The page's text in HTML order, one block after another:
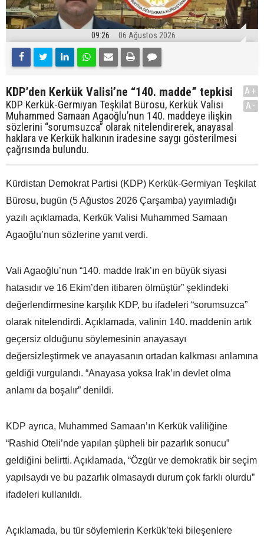
09:26 06 Ağustos 2026
KDP’den Kerkük Valisi’ne “140. madde” tepkisi
KDP Kerkük-Germiyan Teşkilat Bürosu, Kerkük Valisi
Muhammed Samaan Agaoğlu’nun 140. maddeye ilişkin
sözlerini “sorumsuzca” olarak nitelendirerek, anayasal
haklara ve Kerkük halkının iradesine saygı gösterilmesi
çağrısında bulundu.
A+
A-
Kürdistan Demokrat Partisi (KDP) Kerkük-Germiyan Teşkilat
Bürosu, bugün (5 Ağustos 2026 Çarşamba) yayımladığı
yazılı açıklamada, Kerkük Valisi Muhammed Samaan
Agaoğlu’nun sözlerine yanıt verdi.
Vali Agaoğlu’nun “140. madde Irak’ın en büyük siyasi
hatasıdır ve 16 Ekim’den itibaren ölmüştür” şeklindeki
değerlendirmesine karşılık KDP, bu ifadeleri “sorumsuzca”
olarak nitelendirdi. Açıklamada, valinin 140. maddenin artık
geçersiz olduğunu söylemesinin anayasayı
değersizleştirmek ve anayasanın ortadan kalkması anlamına
geldiği vurgulandı. “Anayasa yoksa Irak’ın devlet olma
anlamı da boşalır” denildi.
KDP ayrıca, Muhammed Samaan’ın Kerkük valiliğine
“Rashid Oteli’nde yapılan şüpheli bir pazarlık sonucu”
geldiğini belirtti. Açıklamada, “Özgür ve demokratik bir seçim
yapılsaydı ve bu pazarlık olmasaydı durum çok farklı olurdu”
ifadeleri kullanıldı.
Açıklamada, bu tür söylemlerin Kerkük’teki bileşenlere